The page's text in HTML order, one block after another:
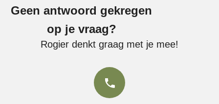
Geen antwoord gekregen
op je vraag?
Rogier denkt graag met je mee!